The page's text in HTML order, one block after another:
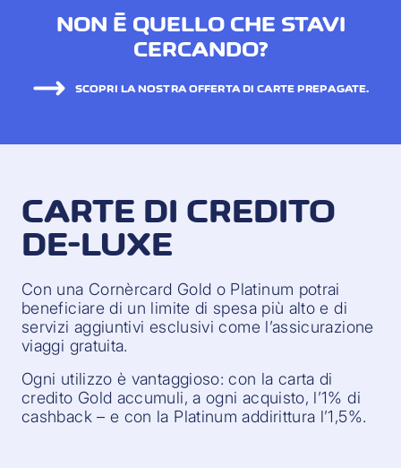
NON È QUELLO CHE STAVI
CERCANDO?
SCOPRI LA NOSTRA OFFERTA DI CARTE PREPAGATE.
CARTE DI CREDITO
DE-LUXE
Con una Cornèrcard Gold o Platinum potrai
beneficiare di un limite di spesa più alto e di
servizi aggiuntivi esclusivi come l’assicurazione
viaggi gratuita.
Ogni utilizzo è vantaggioso: con la carta di
credito Gold accumuli, a ogni acquisto, l’1% di
cashback – e con la Platinum addirittura l’1,5%.